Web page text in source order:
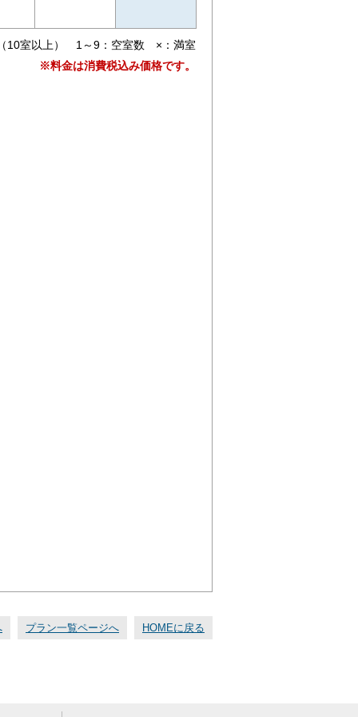
10室以上） 1～9：空室数 ×：満室
※料金は消費税込み価格です。
プラン一覧ページへ HOMEに戻る